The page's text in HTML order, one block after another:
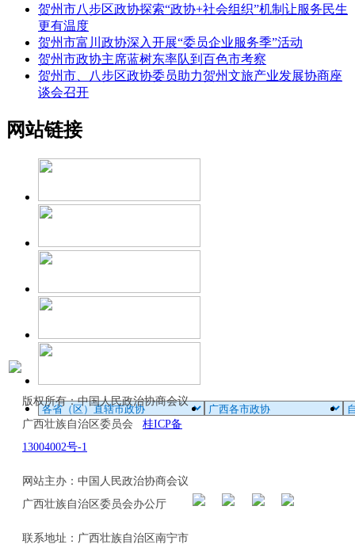
贺州市八步区政协探索“政协+社会组织”机制让服务民生
更有温度
贺州市富川政协深入开展“委员企业服务季”活动
贺州市政协主席蓝树东率队到百色市考察
贺州市、八步区政协委员助力贺州文旅产业发展协商座
谈会召开
网站链接
版权所有：中国人民政治协商会议
广西壮族自治区委员会 桂ICP备
13004002号-1
网站主办：中国人民政治协商会议
广西壮族自治区委员会办公厅
联系地址：广西壮族自治区南宁市